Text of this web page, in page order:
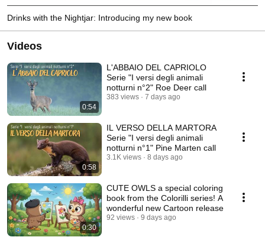
Drinks with the Nightjar: Introducing my new book
Videos
0:54
L'ABBAIO DEL CAPRIOLO
Serie "I versi degli animali
notturni n°2" Roe Deer call
383 views 7 days ago
0:58
IL VERSO DELLA MARTORA
Serie "I versi degli animali
notturni n°1" Pine Marten call
3.1K views 8 days ago
0:30
CUTE OWLS a special coloring
book from the Colorilli series! A
wonderful new Cartoon release
92 views 9 days ago